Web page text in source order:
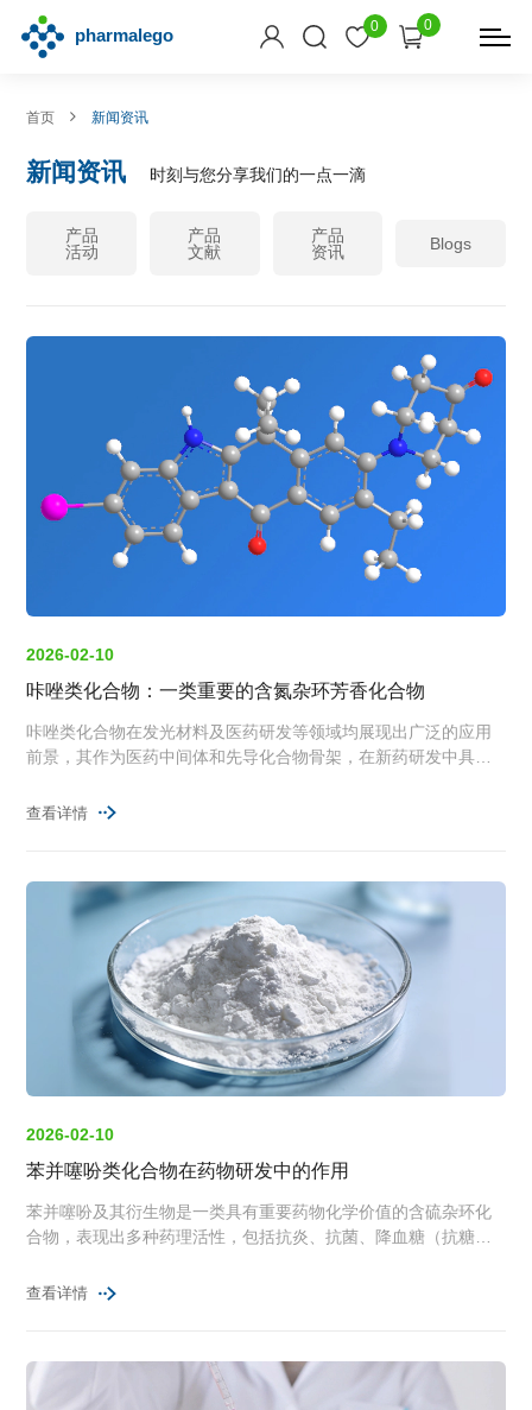
0 0
首页 新闻资讯
新闻资讯 时刻与您分享我们的一点一滴
产品
活动
产品
文献
产品
资讯
Blogs
2026-02-10
咔唑类化合物：一类重要的含氮杂环芳香化合物
咔唑类化合物在发光材料及医药研发等领域均展现出广泛的应用
前景，其作为医药中间体和先导化合物骨架，在新药研发中具有
查看详情
2026-02-10
苯并噻吩类化合物在药物研发中的作用
苯并噻吩及其衍生物是一类具有重要药物化学价值的含硫杂环化
合物，表现出多种药理活性，包括抗炎、抗菌、降血糖（抗糖尿
查看详情